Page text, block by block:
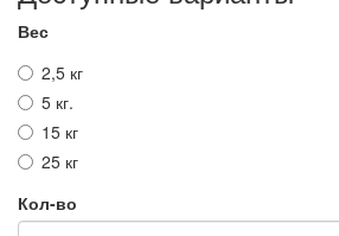
Вес
2,5 кг
5 кг.
15 кг
25 кг
Кол-во